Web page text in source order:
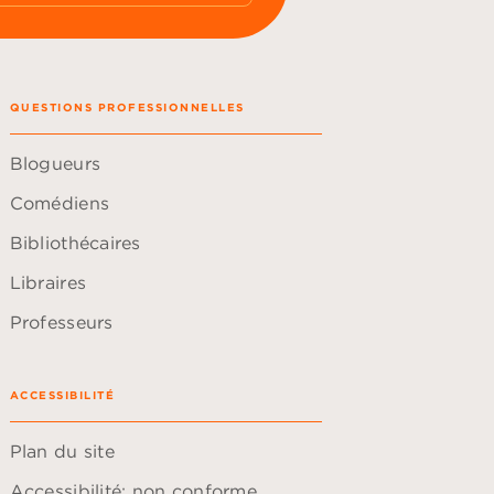
QUESTIONS PROFESSIONNELLES
Blogueurs
Comédiens
Bibliothécaires
Libraires
Professeurs
ACCESSIBILITÉ
Plan du site